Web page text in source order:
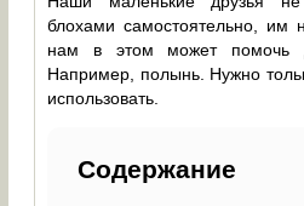
блохами самостоятельно,
нам в этом может помочь
Например, полынь. Нужно
использовать.
Содержание